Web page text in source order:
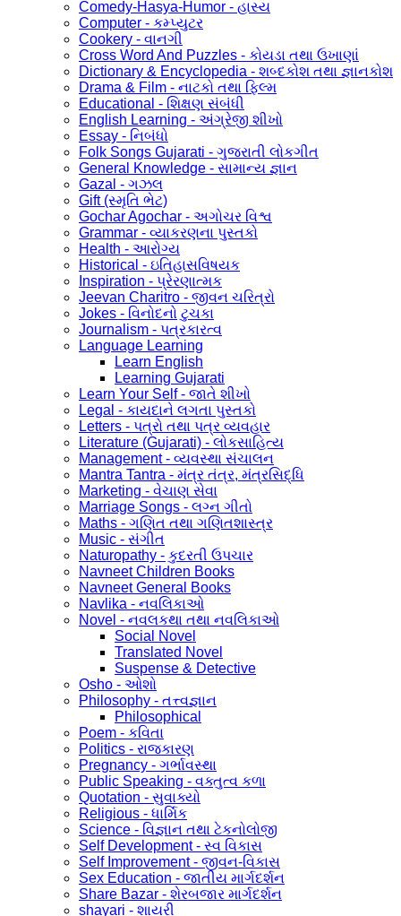
Comedy-Hasya-Humor - હાસ્ય
Computer - કમ્પ્યુટર
Cookery - વાનગી
Cross Word And Puzzles - કોયડા તથા ઉખાણાં
Dictionary & Encyclopedia - શબ્દકોશ તથા જ્ઞાનકોશ
Drama & Film - નાટકો તથા ફિલ્મ
Educational - શિક્ષણ સંબંધી
English Learning - અંગ્રેજી શીખો
Essay - નિબંધો
Folk Songs Gujarati - ગુજરાતી લોકગીત
General Knowledge - સામાન્ય જ્ઞાન
Gazal - ગઝલ
Gift (સ્મૃતિ ભેટ)
Gochar Agochar - અગોચર વિશ્વ
Grammar - વ્યાકરણના પુસ્તકો
Health - આરોગ્ય
Historical - ઇતિહાસવિષયક
Inspiration - પ્રેરણાત્મક
Jeevan Charitro - જીવન ચરિત્રો
Jokes - વિનોદનો ટુચકા
Journalism - પત્રકારત્વ
Language Learning
Learn English
Learning Gujarati
Learn Your Self - જાતે શીખો
Legal - કાયદાને લગતા પુસ્તકો
Letters - પત્રો તથા પત્ર વ્યવહાર
Literature (Gujarati) - લોકસાહિત્ય
Management - વ્યવસ્થા સંચાલન
Mantra Tantra - મંત્ર તંત્ર, મંત્રસિદ્ધિ
Marketing - વેચાણ સેવા
Marriage Songs - લગ્ન ગીતો
Maths - ગણિત તથા ગણિતશાસ્ત્ર
Music - સંગીત
Naturopathy - કુદરતી ઉપચાર
Navneet Children Books
Navneet General Books
Navlika - નવલિકાઓ
Novel - નવલકથા તથા નવલિકાઓ
Social Novel
Translated Novel
Suspense & Detective
Osho - ઓશો
Philosophy - તત્ત્વજ્ઞાન
Philosophical
Poem - કવિતા
Politics - રાજકારણ
Pregnancy - ગર્ભાવસ્થા
Public Speaking - વક્તુત્વ કળા
Quotation - સુવાક્યો
Religious - ધાર્મિક
Science - વિજ્ઞાન તથા ટેકનોલોજી
Self Development - સ્વ વિકાસ
Self Improvement - જીવન-વિકાસ
Sex Education - જાતીય માર્ગદર્શન
Share Bazar - શેરબજાર માર્ગદર્શન
shayari - શાયરી